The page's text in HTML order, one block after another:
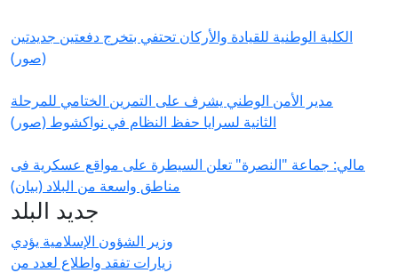
الكلية الوطنية للقيادة والأركان تحتفي بتخرج دفعتين جديدتين
(صور)
مدير الأمن الوطني يشرف على التمرين الختامي للمرحلة
الثانية لسرايا حفظ النظام في نواكشوط (صور)
مالي: جماعة "النصرة" تعلن السيطرة على مواقع عسكرية فى
مناطق واسعة من البلاد (بيان)
جديد البلد
وزير الشؤون الإسلامية يؤدي
زيارات تفقد واطلاع لعدد من